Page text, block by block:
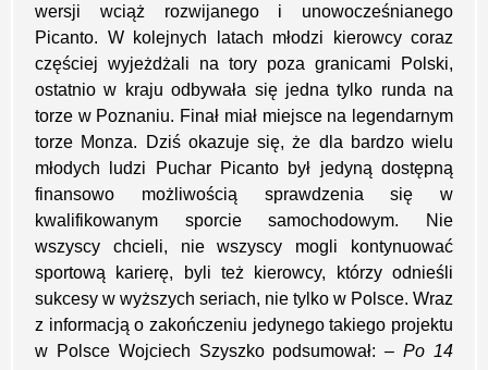
wersji wciąż rozwijanego i unowocześnianego
Picanto. W kolejnych latach młodzi kierowcy coraz
częściej wyjeżdżali na tory poza granicami Polski,
ostatnio w kraju odbywała się jedna tylko runda na
torze w Poznaniu. Finał miał miejsce na legendarnym
torze Monza. Dziś okazuje się, że dla bardzo wielu
młodych ludzi Puchar Picanto był jedyną dostępną
finansowo możliwością sprawdzenia się w
kwalifikowanym sporcie samochodowym. Nie
wszyscy chcieli, nie wszyscy mogli kontynuować
sportową karierę, byli też kierowcy, którzy odnieśli
sukcesy w wyższych seriach, nie tylko w Polsce. Wraz
z informacją o zakończeniu jedynego takiego projektu
w Polsce Wojciech Szyszko podsumował:– Po 14